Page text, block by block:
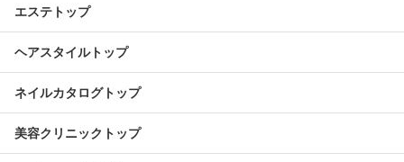
エステトップ
ヘアスタイルトップ
ネイルカタログトップ
美容クリニックトップ